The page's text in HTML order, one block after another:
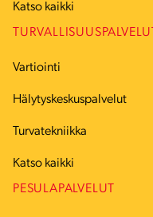
Katso kaikki
TURVALLISUUSPALVELUT
Vartiointi
Hälytyskeskuspalvelut
Turvatekniikka
Katso kaikki
PESULAPALVELUT